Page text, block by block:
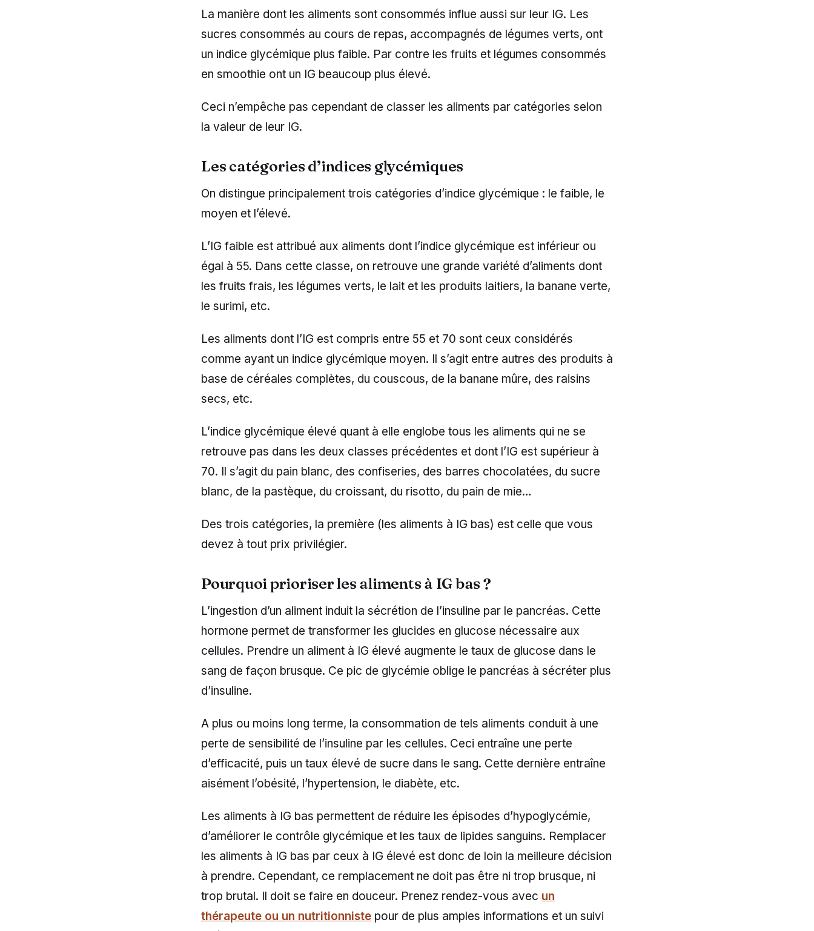
La manière dont les aliments sont consommés influe aussi sur leur IG. Les
sucres consommés au cours de repas, accompagnés de légumes verts, ont
un indice glycémique plus faible. Par contre les fruits et légumes consommés
en smoothie ont un IG beaucoup plus élevé.
Ceci n’empêche pas cependant de classer les aliments par catégories selon
la valeur de leur IG.
Les catégories d’indices glycémiques
On distingue principalement trois catégories d’indice glycémique : le faible, le
moyen et l’élevé.
L’IG faible est attribué aux aliments dont l’indice glycémique est inférieur ou
égal à 55. Dans cette classe, on retrouve une grande variété d’aliments dont
les fruits frais, les légumes verts, le lait et les produits laitiers, la banane verte,
le surimi, etc.
Les aliments dont l’IG est compris entre 55 et 70 sont ceux considérés
comme ayant un indice glycémique moyen. Il s’agit entre autres des produits à
base de céréales complètes, du couscous, de la banane mûre, des raisins
secs, etc.
L’indice glycémique élevé quant à elle englobe tous les aliments qui ne se
retrouve pas dans les deux classes précédentes et dont l’IG est supérieur à
70. Il s’agit du pain blanc, des confiseries, des barres chocolatées, du sucre
blanc, de la pastèque, du croissant, du risotto, du pain de mie…
Des trois catégories, la première (les aliments à IG bas) est celle que vous
devez à tout prix privilégier.
Pourquoi prioriser les aliments à IG bas ?
L’ingestion d’un aliment induit la sécrétion de l’insuline par le pancréas. Cette
hormone permet de transformer les glucides en glucose nécessaire aux
cellules. Prendre un aliment à IG élevé augmente le taux de glucose dans le
sang de façon brusque. Ce pic de glycémie oblige le pancréas à sécréter plus
d’insuline.
A plus ou moins long terme, la consommation de tels aliments conduit à une
perte de sensibilité de l’insuline par les cellules. Ceci entraîne une perte
d’efficacité, puis un taux élevé de sucre dans le sang. Cette dernière entraîne
aisément l’obésité, l’hypertension, le diabète, etc.
Les aliments à IG bas permettent de réduire les épisodes d’hypoglycémie,
d’améliorer le contrôle glycémique et les taux de lipides sanguins. Remplacer
les aliments à IG bas par ceux à IG élevé est donc de loin la meilleure décision
à prendre. Cependant, ce remplacement ne doit pas être ni trop brusque, ni
trop brutal. Il doit se faire en douceur. Prenez rendez-vous avec un
thérapeute ou un nutritionniste pour de plus amples informations et un suivi